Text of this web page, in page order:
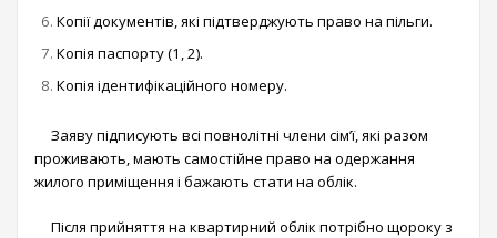
Копії документів, які підтверджують право на пільги.
Копія паспорту (1, 2).
Копія ідентифікаційного номеру.
Заяву підписують всі повнолітні члени сім’ї, які разом
проживають, мають самостійне право на одержання
жилого приміщення і бажають стати на облік.
Після прийняття на квартирний облік потрібно щороку з